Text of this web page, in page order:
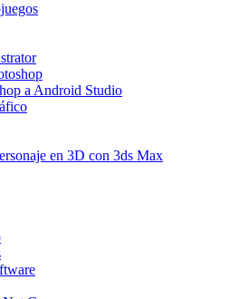
a Android Studio
en 3D con 3ds Max